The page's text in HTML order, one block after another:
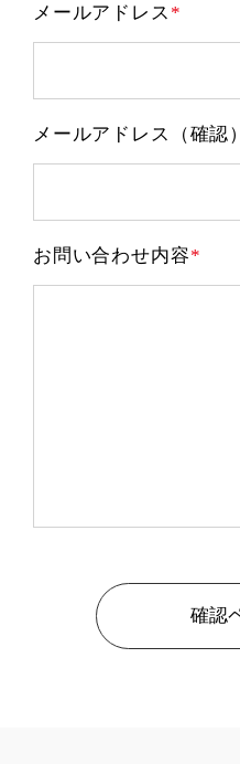
メールアドレス
メールアドレス（確認）
お問い合わせ内容